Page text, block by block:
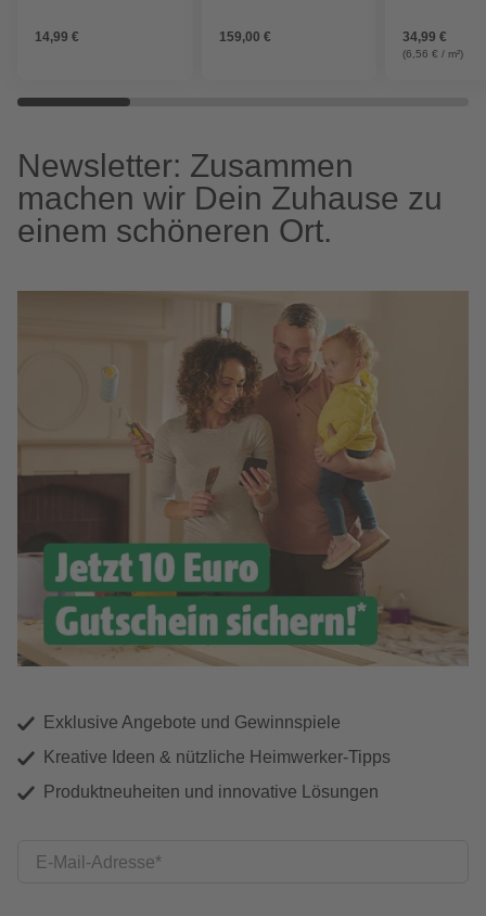
14,99 € 159,00 € 34,99 €
(6,56 € / m²)
Newsletter: Zusammen
machen wir Dein Zuhause zu
einem schöneren Ort.
Exklusive Angebote und Gewinnspiele
Kreative Ideen & nützliche Heimwerker-Tipps
Produktneuheiten und innovative Lösungen
E-Mail-Adresse